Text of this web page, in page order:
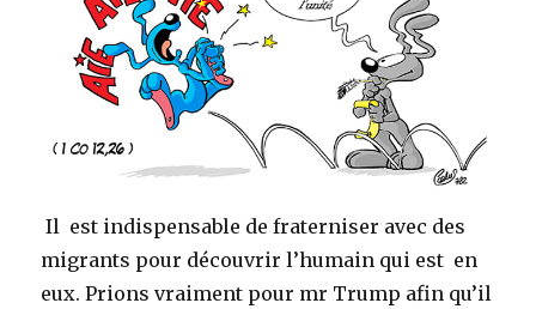
Il est indispensable de fraterniser avec des
migrants pour découvrir l’humain qui est en
eux. Prions vraiment pour mr Trump afin qu’il